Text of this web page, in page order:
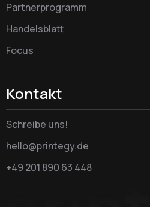
Partnerprogramm
Handelsblatt
Focus
Kontakt
Schreibe uns!
hello@printegy.de
+49 201 890 63 448